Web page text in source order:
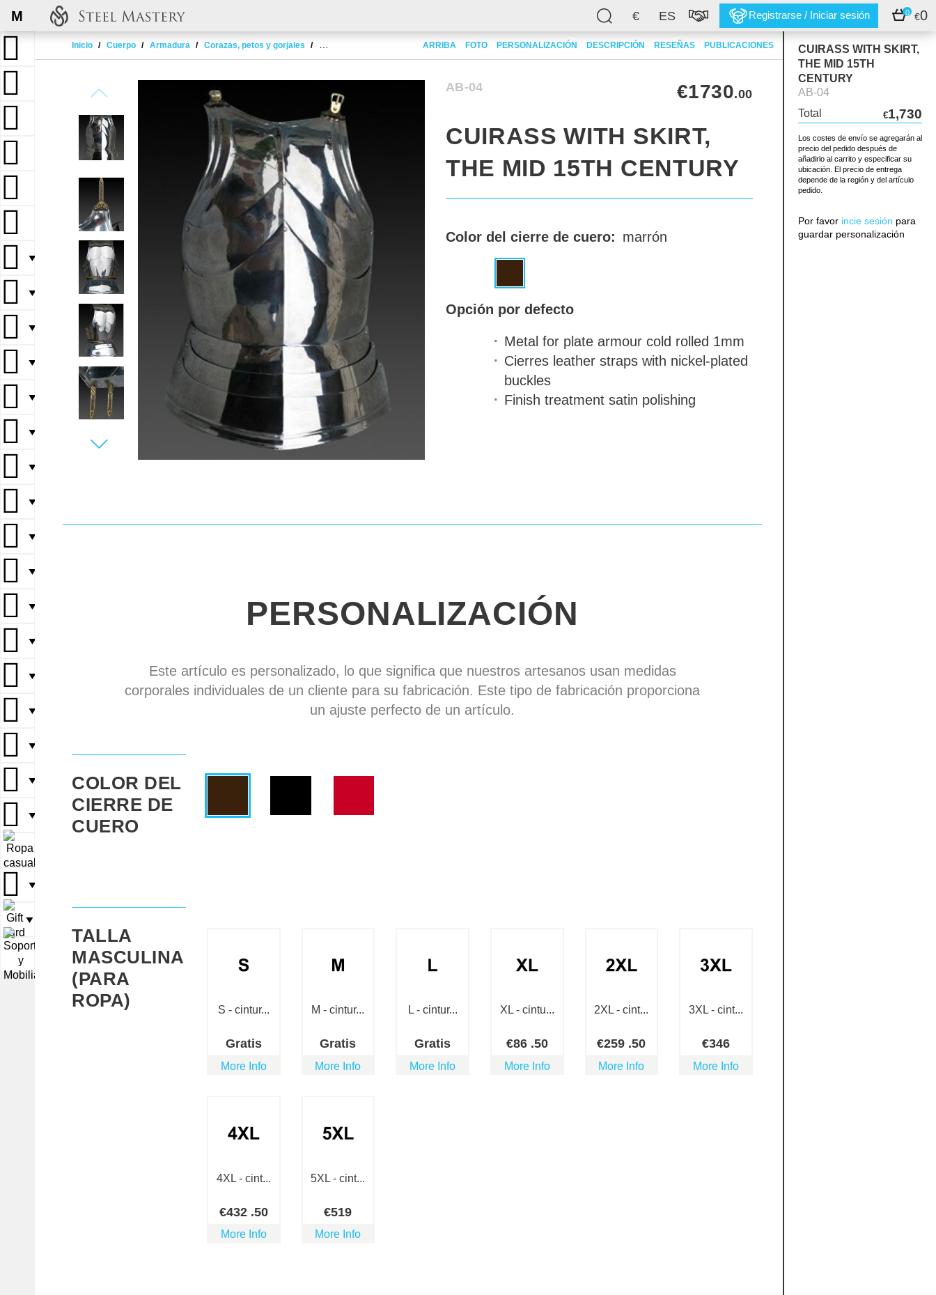
€ ES Registrarse / Iniciar sesión 0 €0
M
Inicio Cuerpo Armadura Corazas, petos y gorjales Cuirass with skirt, the mid 15th century
ARRIBA FOTO PERSONALIZACIÓN DESCRIPCIÓN RESEÑAS PUBLICACIONES
▼
▼
▼
▼
▼
▼
▼
▼
▼
▼
▼
▼
▼
▼
▼
▼
▼
▼
▼
CUIRASS WITH SKIRT,
THE MID 15TH
CENTURY
AB-04
Total
€1,730
Los costes de envío se agregarán al
precio del pedido después de
añadirlo al carrito y especificar su
ubicación. El precio de entrega
depende de la región y del artículo
pedido.
Por favor incie sesión para
guardar personalización
AB-04 €1730.00
CUIRASS WITH SKIRT,
THE MID 15TH CENTURY
Color del cierre de cuero: marrón
Opción por defecto
Metal for plate armour cold rolled 1mm
Cierres leather straps with nickel-plated
buckles
Finish treatment satin polishing
PERSONALIZACIÓN
Este artículo es personalizado, lo que significa que nuestros artesanos usan medidas
corporales individuales de un cliente para su fabricación. Este tipo de fabricación proporciona
un ajuste perfecto de un artículo.
COLOR DEL
CIERRE DE
CUERO
TALLA
MASCULINA
(PARA
ROPA)
S - cintur...
Gratis
More Info
M - cintur...
Gratis
More Info
L - cintur...
Gratis
More Info
XL - cintu...
€86 .50
More Info
2XL - cint...
€259 .50
More Info
3XL - cint...
€346
More Info
4XL - cint...
€432 .50
More Info
5XL - cint...
€519
More Info